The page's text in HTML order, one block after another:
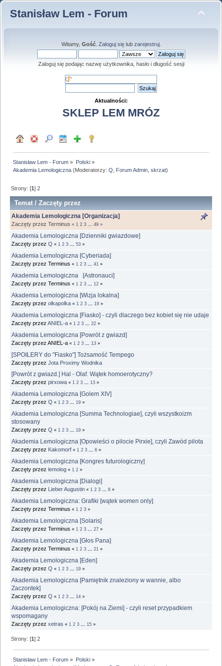
Stanisław Lem - Forum
Witamy, Gość. Zaloguj sięlub zarejestruj.
Zaloguj się podając nazwę użytkownika, hasło i długość sesji
Aktualności:
SKLEP LEM MRÓZ
Stanisław Lem - Forum » Polski»
Akademia Lemologiczna (Moderatorzy:Q Forum Admin ,skrzat)
Strony: [1]2
Temat /Zaczęty przez
Akademia Lemologiczna [Organizacja]
Zaczęty przez Terminus « 1 2 3 49 »
Akademia Lemologiczna [Dzienniki gwiazdowe]
Zaczęty przez Q « 1 2 3 53 »
Akademia Lemologiczna [Cyberiada]
Zaczęty przez Terminus « 1 2 3 41 »
Akademia Lemologiczna [Astronauci]
Zaczęty przez Terminus « 1 2 3 12 »
Akademia Lemologiczna [Wizja lokalna]
Zaczęty przez olkapolka « 1 2 3 19 »
Akademia Lemologiczna [Fiasko] - czyli dlaczego bez kobiet się nie udaje
Zaczęty przez ANIEL-a « 1 2 3 22 »
Akademia Lemologiczna [Powrót z gwiazd]
Zaczęty przez ANIEL-a « 1 2 3 13 »
[SPOILERY do "Fiasko"] Tożsamość Tempego
Zaczęty przez Jota Proximy Wodnika
[Powrót z gwiazd.] Hal - Olaf. Wątek homoerotyczny?
Zaczęty przez pirxowa « 1 2 3 13 »
Akademia Lemologiczna [Golem XIV]
Zaczęty przez Q « 1 2 3 19 »
Akademia Lemologiczna [Summa Technologiae], czyli wszystkoizm
stosowany
Zaczęty przez Q « 1 2 3 19 »
Akademia Lemologiczna [Opowieści o pilocie Pirxie], czyli Zawód pilota
Zaczęty przez Kakomorf « 1 2 3 6 »
Akademia Lemologiczna [Kongres futurologiczny]
Zaczęty przez lemolog « 1 2 »
Akademia Lemologiczna [Dialogi]
Zaczęty przez Lieber Augustin « 1 2 3 6 »
Akademia Lemologiczna: Grafiki [wątek women only]
Zaczęty przez Terminus « 1 2 3 »
Akademia Lemologiczna [Solaris]
Zaczęty przez Terminus « 1 2 3 27 »
Akademia Lemologiczna [Głos Pana]
Zaczęty przez Terminus « 1 2 3 21 »
Akademia Lemologiczna [Eden]
Zaczęty przez Q « 1 2 3 19 »
Akademia Lemologiczna [Pamiętnik znaleziony w wannie, albo
Zaczontek]
Zaczęty przez Q « 1 2 3 14 »
Akademia Lemologiczna: [Pokój na Ziemi] - czyli reset przypadkiem
wspomagany
Zaczęty przez xetras « 1 2 3 15 »
Strony: [1]2
Stanisław Lem - Forum » Polski»